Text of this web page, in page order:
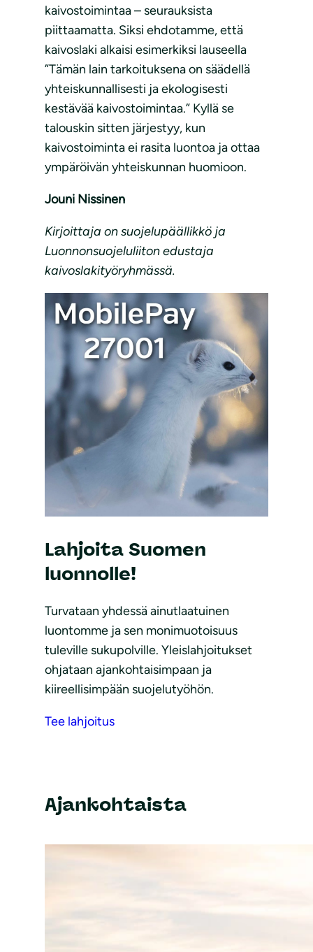
kaivostoimintaa – seurauksista
piittaamatta. Siksi ehdotamme, että
kaivoslaki alkaisi esimerkiksi lauseella
”Tämän lain tarkoituksena on säädellä
yhteiskunnallisesti ja ekologisesti
kestävää kaivostoimintaa.” Kyllä se
talouskin sitten järjestyy, kun
kaivostoiminta ei rasita luontoa ja ottaa
ympäröivän yhteiskunnan huomioon.
Jouni Nissinen
Kirjoittaja on suojelupäällikkö ja
Luonnonsuojeluliiton edustaja
kaivoslakityöryhmässä.
Lahjoita Suomen
luonnolle!
Turvataan yhdessä ainutlaatuinen
luontomme ja sen monimuotoisuus
tuleville sukupolville. Yleislahjoitukset
ohjataan ajankohtaisimpaan ja
kiireellisimpään suojelutyöhön.
Tee lahjoitus
Ajankohtaista